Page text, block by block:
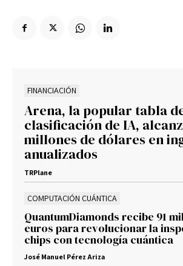
FINANCIACIÓN
Arena, la popular tabla
clasificación de IA,
millones de dólares en
anualizados
TRPlane
COMPUTACIÓN CUÁNTICA
QuantumDiamonds recibe 91
euros para revolucionar la
chips con tecnología cuántica
José Manuel Pérez Ariza